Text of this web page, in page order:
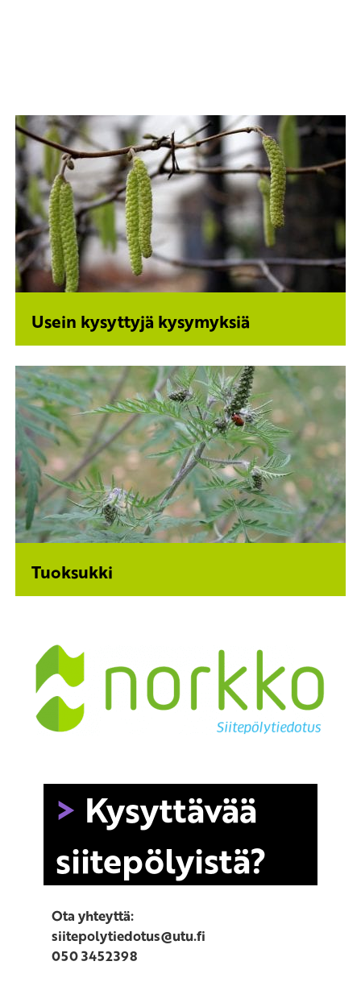
Usein kysyttyjä kysymyksiä
Tuoksukki
Kysyttävää
siitepölyistä?
Ota yhteyttä:
siitepolytiedotus@utu.fi
050 3452398